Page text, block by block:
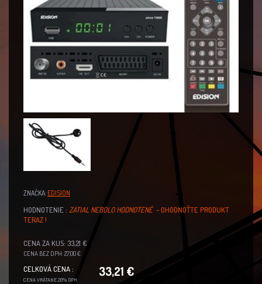
ZNAČKA: EDISION
HODNOTENIE : ZATIAL NEBOLO HODNOTENÉ - OHODNOŤTE PRODUKT
TERAZ !
CENA ZA KUS: 33,21 €
CENA BEZ DPH: 27,00 €
CELKOVÁ CENA :
CENA VRÁTANE 20% DPH
33,21 €